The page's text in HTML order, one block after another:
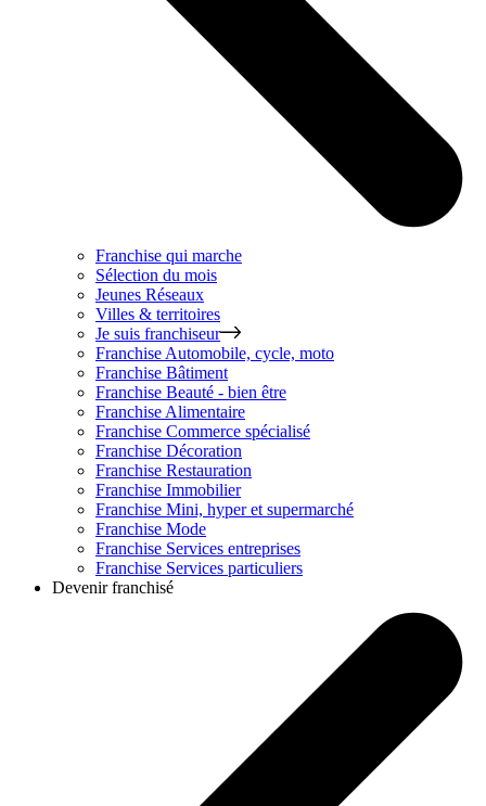
Franchise qui marche
Sélection du mois
Jeunes Réseaux
Villes & territoires
Je suis franchiseur
Franchise Automobile, cycle, moto
Franchise Bâtiment
Franchise Beauté - bien être
Franchise Alimentaire
Franchise Commerce spécialisé
Franchise Décoration
Franchise Restauration
Franchise Immobilier
Franchise Mini, hyper et supermarché
Franchise Mode
Franchise Services entreprises
Franchise Services particuliers
Devenir franchisé